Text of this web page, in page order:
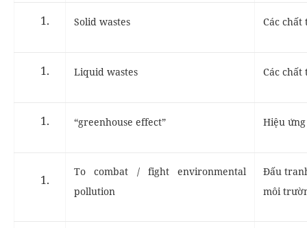
Solid wastes Các
Liquid wastes Các chất
“greenhouse effect” Hiệu
To combat / fight environmental
pollution
Đấu
môi